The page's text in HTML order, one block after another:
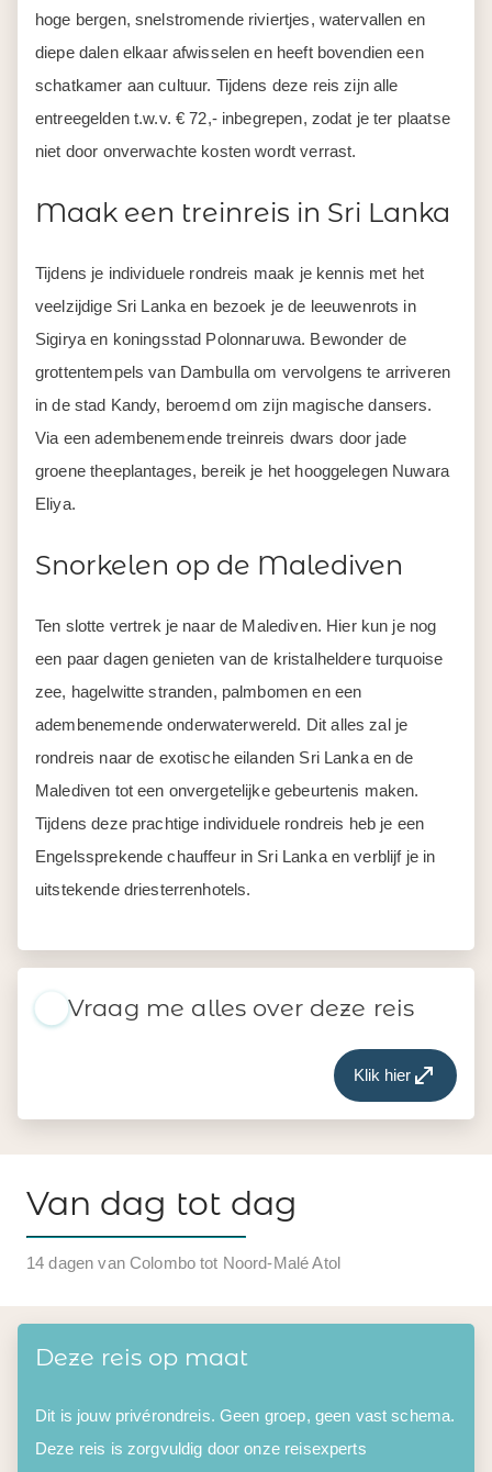
hoge bergen, snelstromende riviertjes, watervallen en
diepe dalen elkaar afwisselen en heeft bovendien een
schatkamer aan cultuur. Tijdens deze reis zijn alle
entreegelden t.w.v. € 72,- inbegrepen, zodat je ter plaatse
niet door onverwachte kosten wordt verrast.
Maak een treinreis in Sri Lanka
Tijdens je individuele rondreis maak je kennis met het
veelzijdige Sri Lanka en bezoek je de leeuwenrots in
Sigirya en koningsstad Polonnaruwa. Bewonder de
grottentempels van Dambulla om vervolgens te arriveren
in de stad Kandy, beroemd om zijn magische dansers.
Via een adembenemende treinreis dwars door jade
groene theeplantages, bereik je het hooggelegen Nuwara
Eliya.
Snorkelen op de Malediven
Ten slotte vertrek je naar de Malediven. Hier kun je nog
een paar dagen genieten van de kristalheldere turquoise
zee, hagelwitte stranden, palmbomen en een
adembenemende onderwaterwereld. Dit alles zal je
rondreis naar de exotische eilanden Sri Lanka en de
Malediven tot een onvergetelijke gebeurtenis maken.
Tijdens deze prachtige individuele rondreis heb je een
Engelssprekende chauffeur in Sri Lanka en verblijf je in
uitstekende driesterrenhotels.
Vraag me alles over deze reis
Klik hier
Van dag tot dag
14 dagen van Colombo tot Noord-Malé Atol
Deze reis op maat
Dit is jouw privérondreis. Geen groep, geen vast schema.
Deze reis is zorgvuldig door onze reisexperts